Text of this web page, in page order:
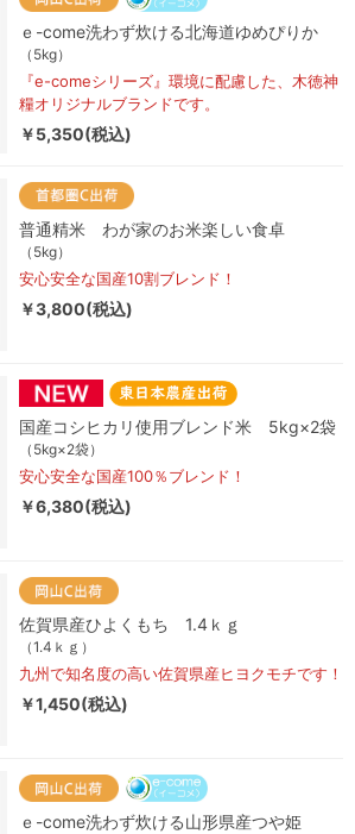
ｅ-come洗わず炊ける北海道ゆめぴりか
（5kg）
『e-comeシリーズ』環境に配慮した、木徳神
糧オリジナルブランドです。
￥5,350(税込)
普通精米 わが家のお米楽しい食卓
（5kg）
安心安全な国産10割ブレンド！
￥3,800(税込)
国産コシヒカリ使用ブレンド米 5kg×2袋
（5kg×2袋）
安心安全な国産100％ブレンド！
￥6,380(税込)
佐賀県産ひよくもち 1.4ｋｇ
（1.4ｋｇ）
九州で知名度の高い佐賀県産ヒヨクモチです！
￥1,450(税込)
ｅ-come洗わず炊ける山形県産つや姫